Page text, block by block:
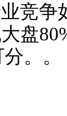
竞
盘
。。